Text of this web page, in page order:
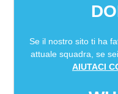
Se il nostro sito ti ha
attuale squadra, se
AIUTACI